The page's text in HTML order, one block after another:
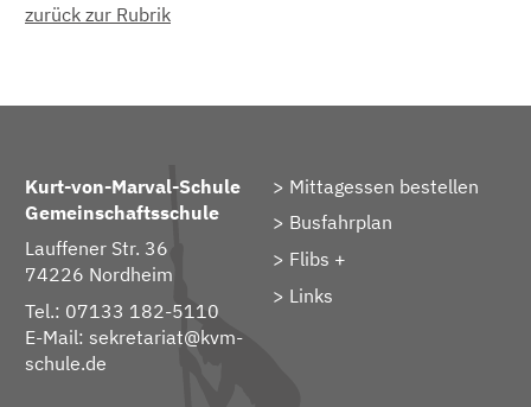
zurück zur Rubrik
Kurt-von-Marval-Schule
Gemeinschaftsschule
Lauffener Str. 36
74226 Nordheim
Tel.: 07133 182-5110
E-Mail: sekretariat@kvm-
schule.de
Mittagessen bestellen
Busfahrplan
Flibs +
Links